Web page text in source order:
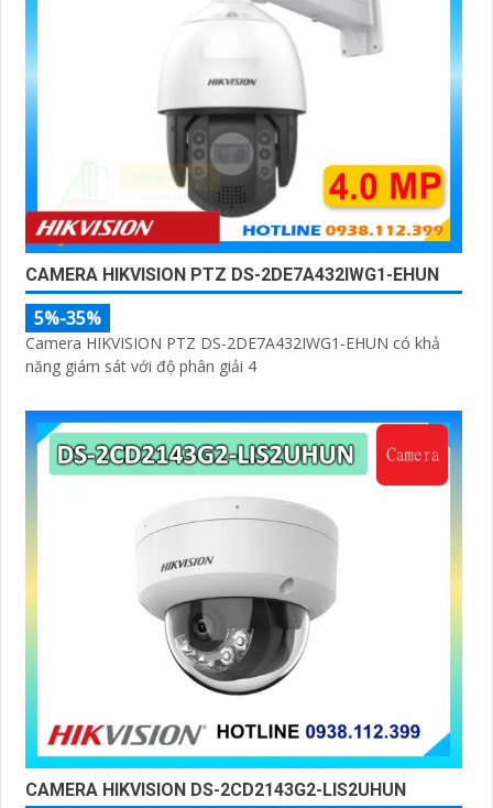
CAMERA HIKVISION PTZ DS-2DE7A432IWG1-EHUN
5%-35%
Camera HIKVISION PTZ DS-2DE7A432IWG1-EHUN có khả
năng giám sát với độ phân giải 4
CAMERA HIKVISION DS-2CD2143G2-LIS2UHUN